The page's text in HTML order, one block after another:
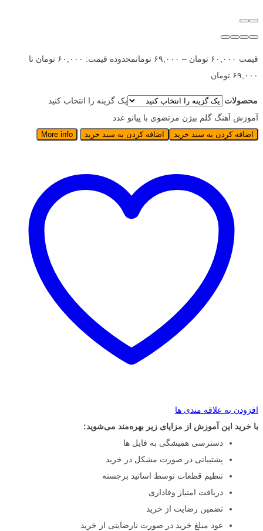
قیمت ۶۰,۰۰۰ تومان – ۶۹,۰۰۰ تومان
محدوده قیمت: ۶۰,۰۰۰ تومان تا
۶۹,۰۰۰ تومان
محصولات
یک گزینه را انتخاب کنید
آموزش آهنگ گلم بیژن مرتضوی با پیانو عدد
اضافه کردن به سبد خرید اضافه کردن به سبد خرید More info
افزودن به علاقه مندی ها
با خرید این آموزش از مزایای زیر بهره‌مند می‌شوید:
دسترسی همیشگی به فایل ها
پشتیبانی در صورت مشکل در خرید
تنظیم قطعات توسط اساتید برجسته
دریافت امتیاز وفاداری
تضمین رضایت از خرید
عود مبلغ خرید در صورت نارضایتی از خرید